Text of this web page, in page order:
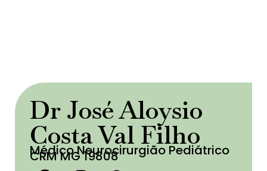
Dr José Aloysio
Costa Val Filho
Médico Neurocirurgião Pediátrico
CRM MG 19808